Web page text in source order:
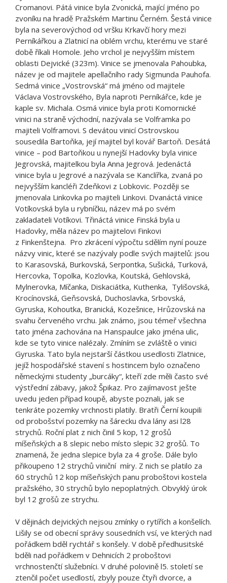
Cromanovi. Pátá vinice byla Zvonická, mající jméno po
zvoníku na hradě Pražském Martinu Černém. Šestá vinice
byla na severovýchod od vršku Krkavčí hory mezi
Perníkářkou a Zlatnicí na oblém vrchu, kterému ve staré
době říkali Homole. Jeho vrchol je nejvyšším místem
oblasti Dejvické (323m). Vinice se jmenovala Pahoubka,
název je od majitele apellačního rady Sigmunda Pauhofa.
Sedmá vinice „Vostrovská“ má jméno od majitele
Václava Vostrovského, Byla naproti Perníkářce, kde je
kaple sv. Michala. Osmá vinice byla proti Komornické
vinici na straně východní, nazývala se Volframka po
majiteli Volframovi. S devátou vinicí Ostrovskou
sousedila Bartoňka, její majitel byl kovář Bartoň. Desátá
vinice – pod Bartoňkou u nynejší Hadovky byla vinice
Jegrovská, majitelkou byla Anna Jegrová. Jedenáctá
vinice byla u Jegrové a nazývala se Kanclířka, zvaná po
nejvyšším kancléři Zdeňkovi z Lobkovic. Později se
jmenovala Linkovka po majiteli Linkovi. Dvanáctá vinice
Votíkovská byla u rybníčku, název má po svém
zakladateli Votíkovi. Třináctá vinice Finská byla u
Hadovky, měla název po majitelovi Finkovi
z Finkenštejna. Pro zkrácení výpočtu sdělím nyní pouze
názvy vinic, které se nazývaly podle svých majitelů: jsou
to Karasovská, Burkovská, Serpontka, Sušická, Turková,
Hercovka, Topolka, Kozlovka, Koutská, Gehlovská,
Mylnerovka, Míčanka, Diskaciátka, Kuthenka, Tylišovská,
Krocínovská, Geňsovská, Duchoslavka, Srbovská,
Gyruska, Kohoutka, Branická, Kozešnice, Hrůzovská na
svahu červeného vrchu. Jak známo, jsou témeř všechna
tato jména zachována na Hanspaulce jako jména ulic,
kde se tyto vinice nalézaly. Zmíním se zvláště o vinici
Gyruska. Tato byla nejstarší částkou usedlosti Zlatnice,
jejíž hospodářské stavení s hostincem bylo označeno
německými studenty „burcáky“, kteří zde měli často své
výstřední zábavy, jakož Špikaz. Pro zajímavost ješte
uvedu jeden případ koupě, abyste poznali, jak se
tenkráte pozemky vrchnosti platily. Bratři Černí koupili
od probošství pozemky na šárecku dva lány asi l28
strychů. Roční plat z nich činil 5 kop, 12 grošů
míšeňských a 8 slepic nebo místo slepic 32 grošů. To
znamená, že jedna slepice byla za 4 groše. Dále bylo
přikoupeno 12 strychů viniční míry. Z nich se platilo za
60 strychů 12 kop míšeňských panu proboštovi kostela
pražského, 30 strychů bylo nepoplatných. Obvyklý úrok
byl 12 grošů ze strychu.
V dějinách dejvických nejsou zmínky o rytířích a konšelích.
Lišily se od obecní správy sousedních vsí, ve kterých nad
pořádkem bděl rychtář s konšely. V době předhusitské
bděli nad pořádkem v Dehnicích 2 proboštovi
vrchnostenčtí služebníci. V druhé polovině l5. století se
ztenčil počet usedlostí, zbyly pouze čtyři dvorce, a